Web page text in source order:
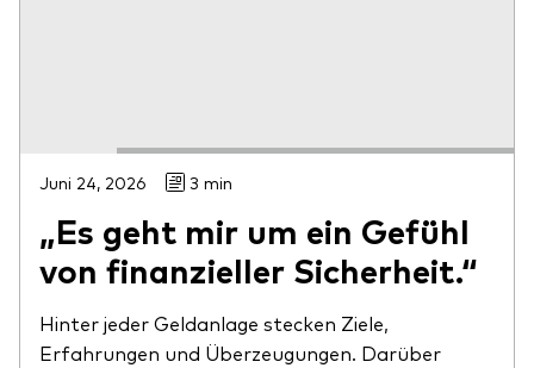
Juni 24, 2026 3 min
„Es geht mir um ein Gefühl
von finanzieller Sicherheit.“
Hinter jeder Geldanlage stecken Ziele,
Erfahrungen und Überzeugungen. Darüber